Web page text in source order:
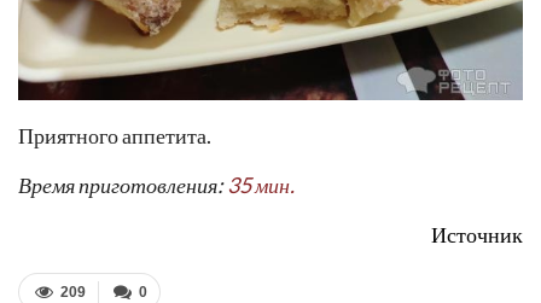
Приятного аппетита.
Время приготовления:35 мин.
Источник
0
209